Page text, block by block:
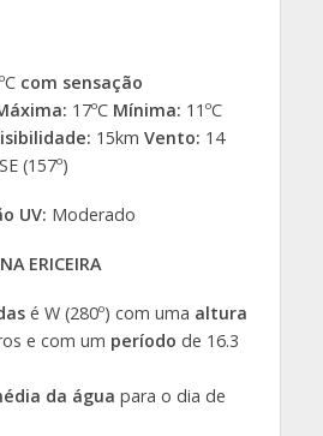
com sensação
17ºC Mínima: 11ºC
15km Vento: 14
(157º)
UV: Moderado
ERICEIRA
é W (280º) com uma altura
e com um período de 16.3
da água para o dia de